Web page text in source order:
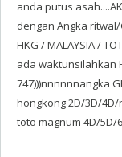
anda putus
dengan Angka ritwal/
HKG / MALAYSIA /
ada waktunsilahkan
747)))nnnnnnangka
hongkong 2D/3D/4D/
toto magnum 4D/5D/